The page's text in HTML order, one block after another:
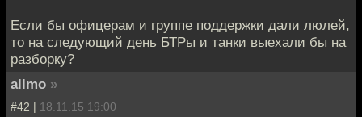
Если бы офицерам и группе поддержки дали люлей,
то на следующий день БТРы и танки выехали бы на
разборку?
allmo »
#42 | 18.11.15 19:00